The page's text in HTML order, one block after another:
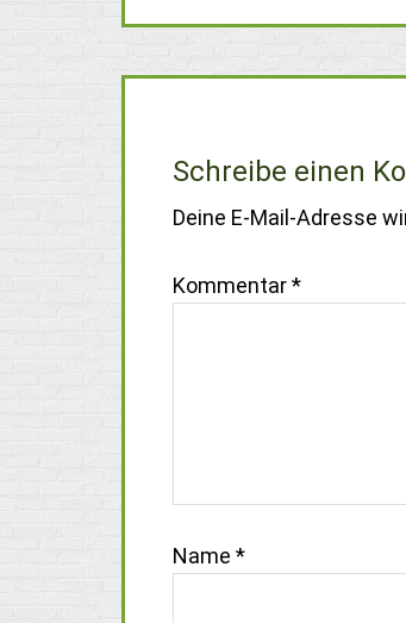
Schreibe einen
Deine E-Mail-Adresse
Kommentar*
Name *